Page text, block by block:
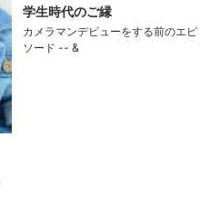
学生時代のご縁
カメラマンデビューをする前のエピ
ソード -- &